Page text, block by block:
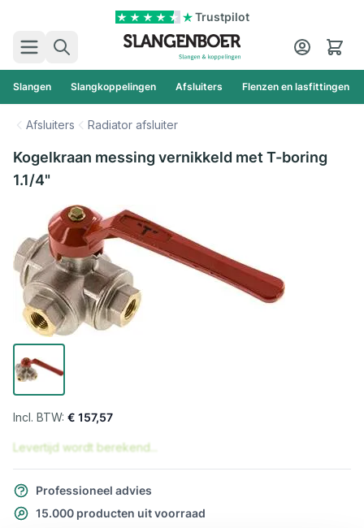
Trustpilot
Zoek
Cart
Slangen Slangkoppelingen Afsluiters Flenzen en lasfittingen
Afsluiters Radiator afsluiter
Kogelkraan messing vernikkeld met T-boring
1.1/4"
€ 157,57
Levertijd wordt berekend...
Professioneel advies
15.000 producten uit voorraad